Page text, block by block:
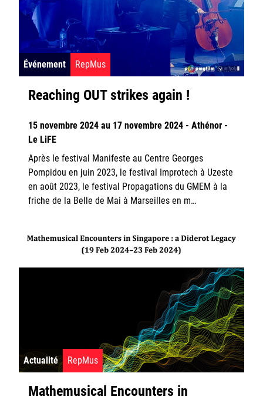
Événement RepMus
Reaching OUT strikes again !
15 novembre 2024 au 17 novembre 2024 - Athénor -
Le LiFE
Après le festival Manifeste au Centre Georges
Pompidou en juin 2023, le festival Improtech à Uzeste
en août 2023, le festival Propagations du GMEM à la
friche de la Belle de Mai à Marseilles en m…
Actualité RepMus
Mathemusical Encounters in